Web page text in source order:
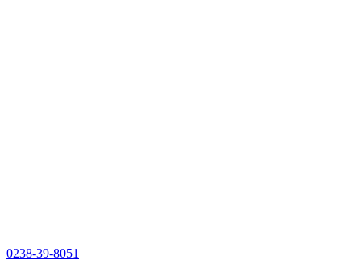
0238-39-8051